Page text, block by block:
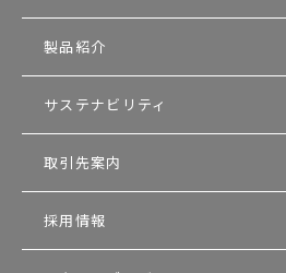
製品紹介
サステナビリティ
取引先案内
採用情報